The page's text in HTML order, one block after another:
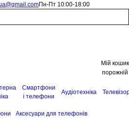
Пн-Пт 10:00-18:00
Мій кошик
порожній
Смартфони
і телефони
Аудіотехніка
Аксесуари для телефонів